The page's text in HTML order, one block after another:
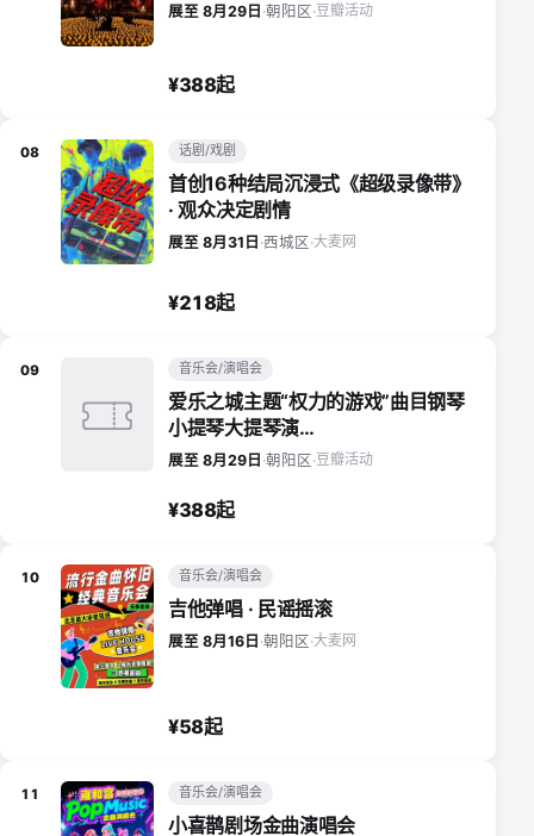
展至 8月29日 ·朝阳区·豆瓣活动
¥388起
08 话剧/戏剧
首创16种结局沉浸式《超级录像带》
· 观众决定剧情
展至 8月31日 ·西城区·大麦网
¥218起
09 音乐会/演唱会
爱乐之城主题“权力的游戏”曲目钢琴
小提琴大提琴演…
展至 8月29日 ·朝阳区·豆瓣活动
¥388起
10 音乐会/演唱会
吉他弹唱 · 民谣摇滚
展至 8月16日 ·朝阳区·大麦网
¥58起
11 音乐会/演唱会
小喜鹊剧场金曲演唱会